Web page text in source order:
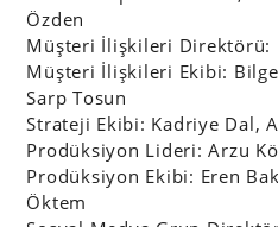
Özden
Müşteri İlişkileri Direktörü:
Müşteri İlişkileri Ekibi:
Sarp Tosun
Strateji Ekibi: Kadriye Dal,
Prodüksiyon Lideri: Arzu
Prodüksiyon Ekibi: Eren
Öktem